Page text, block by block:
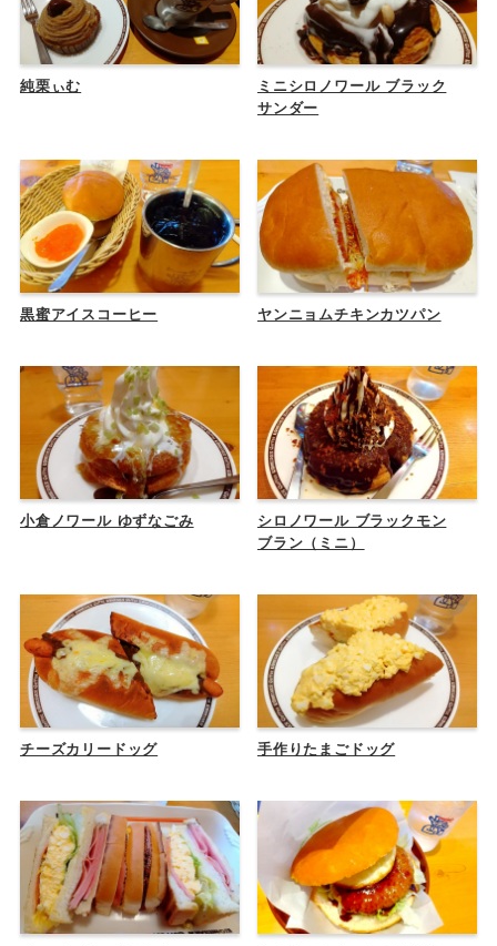
純栗ぃむ
ミニシロノワール ブラック
サンダー
黒蜜アイスコーヒー ヤンニョムチキンカツパン
小倉ノワール ゆずなごみ
シロノワール ブラックモン
ブラン（ミニ）
チーズカリードッグ 手作りたまごドッグ